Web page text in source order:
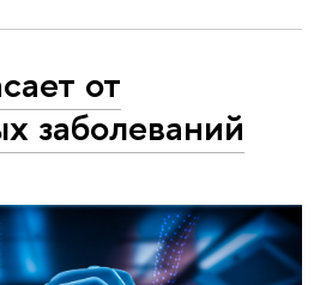
от
заболеваний